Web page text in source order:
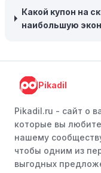
нескольких
Следите за
или Instagram.
акциями.
Программы
программам
магазинами,
преимуществами,
ранний доступ к
Какой купон на
наибольшую
Pikadil
Pikadil.ru - cайт о
которые вы
нашему
чтобы одним из
выгодных